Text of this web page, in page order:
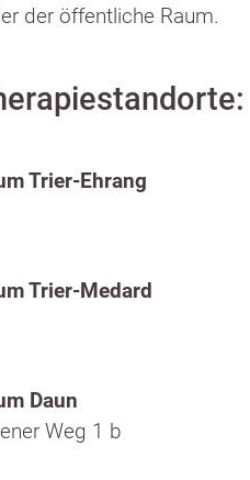
der öffentliche Raum.
Trier-Ehrang
Trier-Medard
Daun
Weg 1 b